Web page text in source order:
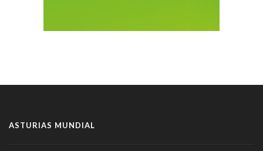
ASTURIAS MUNDIAL